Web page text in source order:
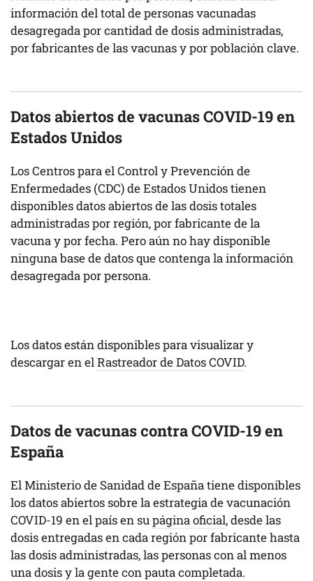
información del total de personas vacunadas
desagregada por cantidad de dosis administradas,
por fabricantes de las vacunas y por población clave.
Datos abiertos de vacunas COVID-19 en
Estados Unidos
Los Centros para el Control y Prevención de
Enfermedades (CDC) de Estados Unidos tienen
disponibles datos abiertos de las dosis totales
administradas por región, por fabricante de la
vacuna y por fecha. Pero aún no hay disponible
ninguna base de datos que contenga la información
desagregada por persona.
Los datos están disponibles para visualizar y
descargar en elRastreador de Datos COVID.
Datos de vacunas contra COVID-19 en
España
El Ministerio de Sanidad de España tiene disponibles
los datos abiertos sobre la estrategia de vacunación
COVID-19 en el país en supágina oficial, desde las
dosis entregadas en cada región por fabricante hasta
las dosis administradas, las personas con al menos
una dosis y la gente con pauta completada.